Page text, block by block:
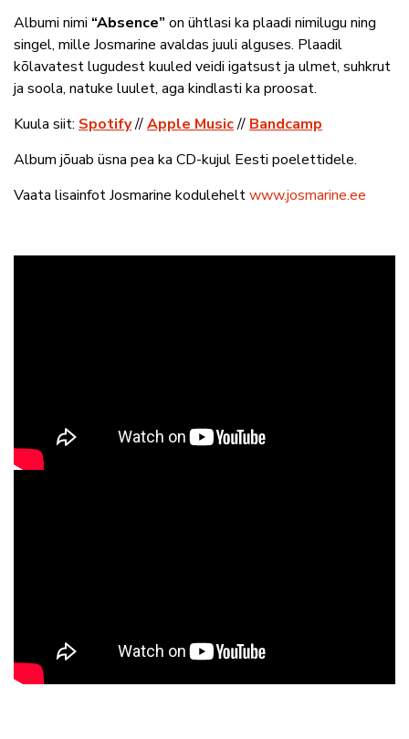
Albumi nimi “Absence” on ühtlasi ka plaadi nimilugu ning
singel, mille Josmarine avaldas juuli alguses. Plaadil
kõlavatest lugudest kuuled veidi igatsust ja ulmet, suhkrut
ja soola, natuke luulet, aga kindlasti ka proosat.
Kuula siit: Spotify//Apple Music// Bandcamp
Album jõuab üsna pea ka CD-kujul Eesti poelettidele.
Vaata lisainfot Josmarine koduleheltwww.josmarine.ee